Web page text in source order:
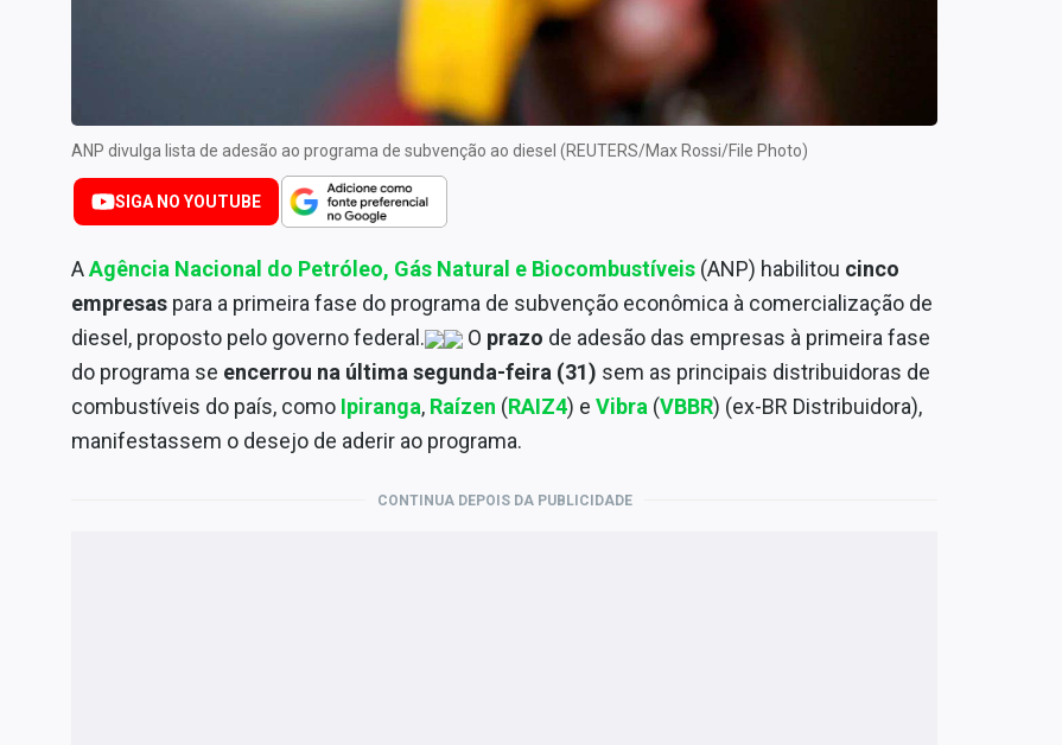
Conteúdo de Marca
Sobre
Expediente
ANP divulga lista de adesão ao programa de subvenção ao diesel (REUTERS/Max Rossi/File Photo)
SIGA NO YOUTUBE
AAgência Nacional do Petróleo, Gás Natural e Biocombustíveis (ANP) habilitou cinco
empresas para a primeira fase do programa de subvenção econômica à comercialização de
diesel, proposto pelo governo federal.
O prazo de adesão das empresas à primeira fase
do programa se encerrou na última segunda-feira (31) sem as principais distribuidoras de
combustíveis do país, como Ipiranga, Raízen (RAIZ4) e Vibra (VBBR) (ex-BR Distribuidora),
manifestassem o desejo de aderir ao programa.
CONTINUA DEPOIS DA PUBLICIDADE